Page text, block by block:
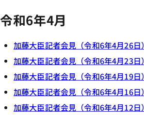
令和6年4月
加藤大臣記者会見（令和6年4月26日）
加藤大臣記者会見（令和6年4月23日）
加藤大臣記者会見（令和6年4月19日）
加藤大臣記者会見（令和6年4月16日）
加藤大臣記者会見（令和6年4月12日）